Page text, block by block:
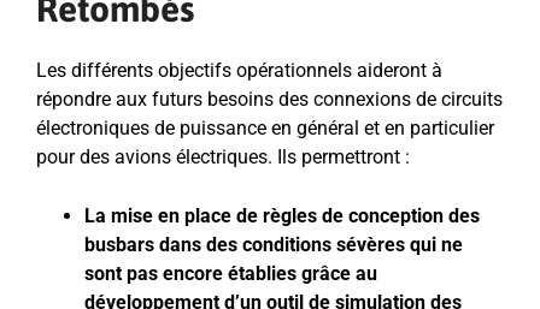
Les différents objectifs opérationnels aideront à
répondre aux futurs besoins des connexions de circuits
électroniques de puissance en général et en particulier
pour des avions électriques. Ils permettront :
La mise en place de règles de conception des
busbars dans des conditions sévères qui ne
sont pas encore établies grâce au
développement d’un outil de simulation des